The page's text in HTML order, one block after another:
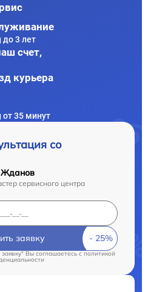
до 3 лет
счет,
курьера
от 35 минут
со
сервисного центра
заявку
Вы соглашаетесь c политикой